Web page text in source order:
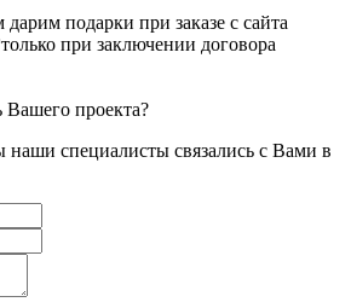
подарки при заказе с сайта
при заключении договора
Вашего проекта?
наши специалисты связались с Вами в